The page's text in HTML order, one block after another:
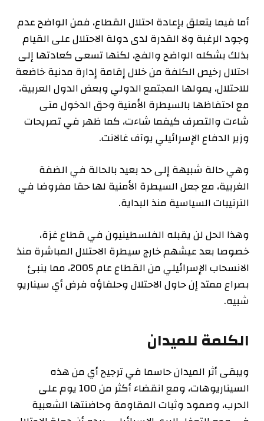
أما فيما يتعلق بإعادة احتلال القطاع، فمن الواضح عدم
وجود الرغبة ولا القدرة لدى دولة الاحتلال على القيام
بذلك بشكله الواضح والفج، لكنها تسعى كعادتها إلى
احتلال رخيص الكلفة من خلال إقامة إدارة مدنية خاضعة
للاحتلال، يمولها المجتمع الدولي وبعض الدول العربية،
مع احتفاظها بالسيطرة الأمنية وحق الدخول متى
شاءت والتصرف كيفما شاءت، كما ظهر في تصريحات
وزير الدفاع الإسرائيلي يوآف غالانت.
وهي حالة شبيهة إلى حد بعيد بالحالة في الضفة
الغربية، مع جعل السيطرة الأمنية لها حقا مفروضا في
الترتيبات السياسية منذ البداية.
وهذا الحل لن يقبله الفلسطينيون في قطاع غزة،
خصوصا بعد عيشهم خارج سيطرة الاحتلال المباشرة منذ
الانسحاب الإسرائيلي من القطاع عام 2005، مما ينبئ
بصراع ممتد إن حاول الاحتلال وحلفاؤه فرض أي سيناريو
شبيه.
الكلمة للميدان
ويبقى أثر الميدان حاسما في ترجيح أي من هذه
السيناريوهات، ومع انقضاء أكثر من 100 يوم على
الحرب، وصمود وثبات المقاومة وحاضنتها الشعبية